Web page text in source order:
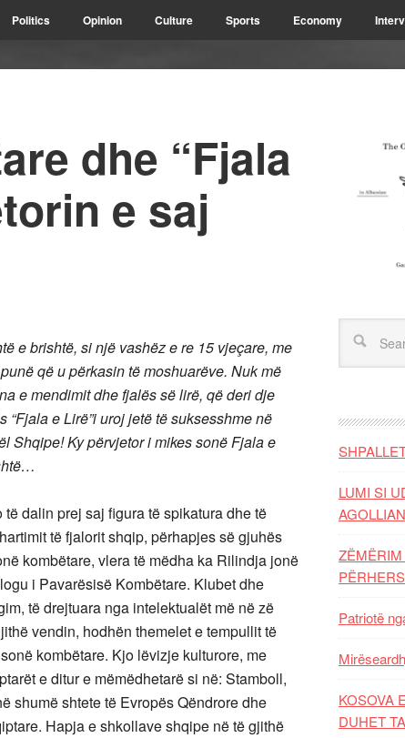
Politics Opinion Culture Sports Economy
dhe “Fjala
e saj
e brishtë, si një vashëz e re 15 vjeçare, me
që u përkasin të moshuarëve. Nuk më
e mendimit dhe fjalës së lirë, që deri dje
e Lirë”i uroj jetë të suksesshme në
Shqipe! Ky përvjetor i mikes sonë Fjala e
dalin prej saj figura të spikatura dhe të
të fjalorit shqip, përhapjes së gjuhës
kombëtare, vlera të mëdha ka Rilindja jonë
i Pavarësisë Kombëtare. Klubet dhe
të drejtuara nga intelektualët më në zë
vendin, hodhën themelet e tempullit të
kombëtare. Kjo lëvizje kulturore, me
e ditur e mëmëdhetarë si në: Stamboll,
shumë shtete të Evropës Qëndrore dhe
Hapja e shkollave shqipe në të gjithë
LUMI SI
Patriotë
KOSOVA
DUHET